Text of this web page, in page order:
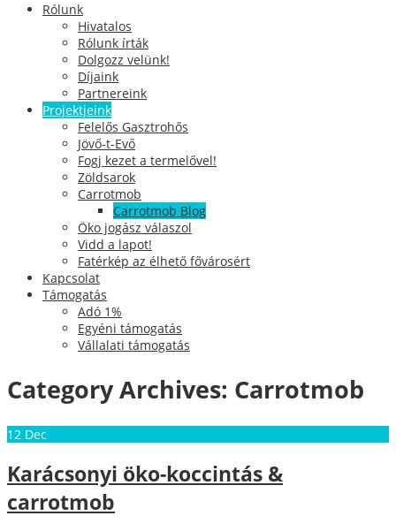
Rólunk
Hivatalos
Rólunk írták
Dolgozz velünk!
Díjaink
Partnereink
Projektjeink
Felelős Gasztrohős
Jövő-t-Evő
Fogj kezet a termelővel!
Zöldsarok
Carrotmob
Carrotmob Blog
Öko jogász válaszol
Vidd a lapot!
Fatérkép az élhető fővárosért
Kapcsolat
Támogatás
Adó 1%
Egyéni támogatás
Vállalati támogatás
Category Archives: Carrotmob
12 Dec
Karácsonyi öko-koccintás &
carrotmob